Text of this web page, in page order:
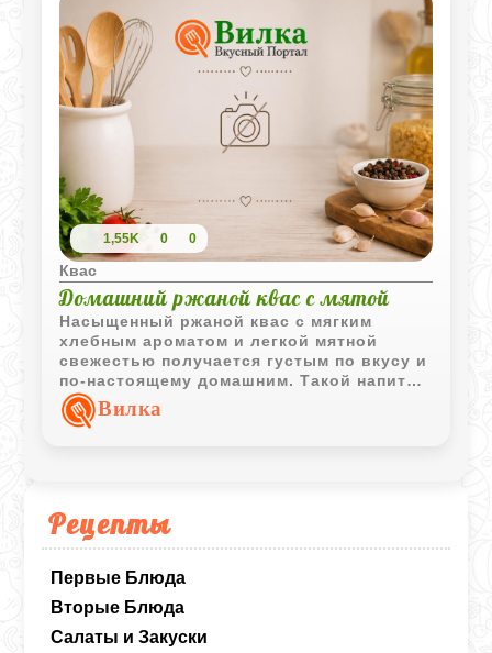
Рецепты
Первые Блюда
Вторые Блюда
Салаты и Закуски
1,55K 0 0
Квас
Домашний ржаной квас с мятой
Насыщенный ржаной квас с мягким
хлебным ароматом и легкой мятной
свежестью получается густым по вкусу и
по-настоящему домашним. Такой напиток
особенно хорош охлажденным в жаркую
погоду и отлично напоминает
Вилка